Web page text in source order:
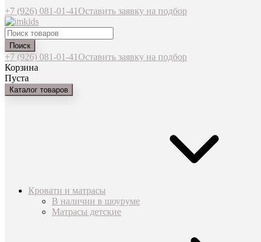
+7 (926) 081-01-41Оставить заявку на подбор
Поиск
+7 (926) 081-01-41Оставить заявку на подбор
Корзина
Пуста
Каталог товаров
Кровати и матрасы
В наличии в шоуруме
Матрасы детские